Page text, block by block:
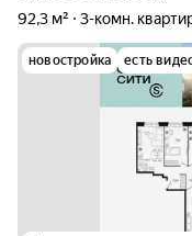
92,3 м²
3-комн.
новостройка есть